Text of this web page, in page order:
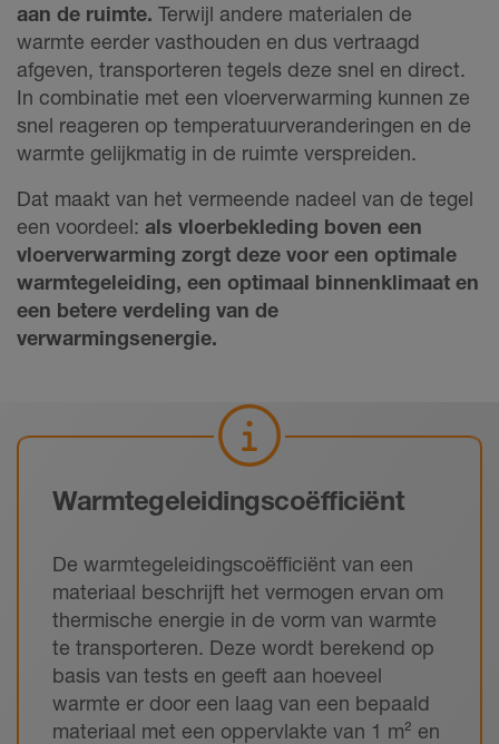
aan de ruimte. Terwijl andere materialen de
warmte eerder vasthouden en dus vertraagd
afgeven, transporteren tegels deze snel en direct.
In combinatie met een vloerverwarming kunnen ze
snel reageren op temperatuurveranderingen en de
warmte gelijkmatig in de ruimte verspreiden.
Dat maakt van het vermeende nadeel van de tegel
een voordeel: als vloerbekleding boven een
vloerverwarming zorgt deze voor een optimale
warmtegeleiding, een optimaal binnenklimaat en
een betere verdeling van de
verwarmingsenergie.
Warmtegeleidingscoëfficiënt
De warmtegeleidingscoëfficiënt van een
materiaal beschrijft het vermogen ervan om
thermische energie in de vorm van warmte
te transporteren. Deze wordt berekend op
basis van tests en geeft aan hoeveel
warmte er door een laag van een bepaald
materiaal met een oppervlakte van 1 m² en